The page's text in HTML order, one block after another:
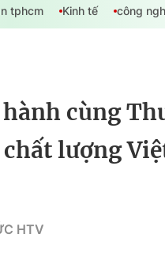
Giáo dục
tphcm Kinh tế công
cùng
lượng
HTV